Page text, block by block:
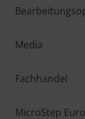
Media
Fachhandel
MicroStep